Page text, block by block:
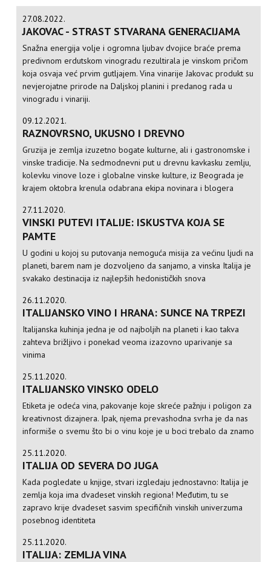
27.08.2022.
JAKOVAC - STRAST STVARANA GENERACIJAMA
Snažna energija volje i ogromna ljubav dvojice braće prema
predivnom erdutskom vinogradu rezultirala je vinskom pričom
koja osvaja već prvim gutljajem. Vina vinarije Jakovac produkt su
nevjerojatne prirode na Daljskoj planini i predanog rada u
vinogradu i vinariji.
09.12.2021.
RAZNOVRSNO, UKUSNO I DREVNO
Gruzija je zemlja izuzetno bogate kulturne, ali i gastronomske i
vinske tradicije. Na sedmodnevni put u drevnu kavkasku zemlju,
kolevku vinove loze i globalne vinske kulture, iz Beograda je
krajem oktobra krenula odabrana ekipa novinara i blogera
27.11.2020.
VINSKI PUTEVI ITALIJE: ISKUSTVA KOJA SE
PAMTE
U godini u kojoj su putovanja nemoguća misija za većinu ljudi na
planeti, barem nam je dozvoljeno da sanjamo, a vinska Italija je
svakako destinacija iz najlepših hedonističkih snova
26.11.2020.
ITALIJANSKO VINO I HRANA: SUNCE NA TRPEZI
Italijanska kuhinja jedna je od najboljih na planeti i kao takva
zahteva brižljivo i ponekad veoma izazovno uparivanje sa
vinima
25.11.2020.
ITALIJANSKO VINSKO ODELO
Etiketa je odeća vina, pakovanje koje skreće pažnju i poligon za
kreativnost dizajnera. Ipak, njema prevashodna svrha je da nas
informiše o svemu što bi o vinu koje je u boci trebalo da znamo
25.11.2020.
ITALIJA OD SEVERA DO JUGA
Kada pogledate u knjige, stvari izgledaju jednostavno: Italija je
zemlja koja ima dvadeset vinskih regiona! Međutim, tu se
zapravo krije dvadeset sasvim specifičnih vinskih univerzuma
posebnog identiteta
25.11.2020.
ITALIJA: ZEMLJA VINA